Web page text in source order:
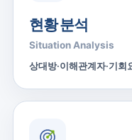
현황 분석
Situation Analysis
상대방·이해관계자·기